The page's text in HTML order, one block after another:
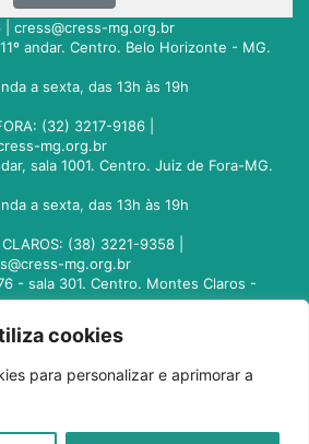
cookies
para personalizar e aprimorar a
cress@cress-mg.org.br
andar. Centro. Belo Horizonte - MG.
a sexta, das 13h às 19h
(32) 3217-9186 |
mg.org.br
sala 1001. Centro. Juiz de Fora-MG.
a sexta, das 13h às 19h
(38) 3221-9358 |
mg.org.br
- sala 301. Centro. Montes Claros -
mg.org.br
sala 101. Uberlândia - MG. CEP